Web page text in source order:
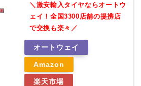
＼激安輸入タイヤならオートウ
ェイ！全国3300店舗の提携店
で交換も楽々／
オートウェイ
Amazon
楽天市場